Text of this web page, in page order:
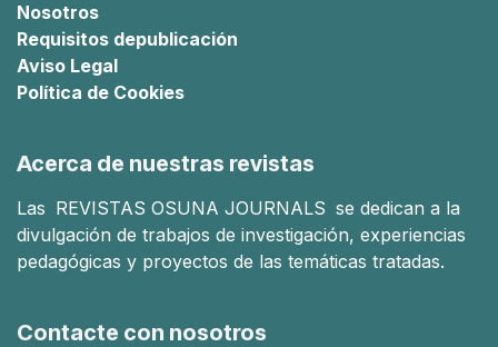
Nosotros
Requisitos depublicación
Aviso Legal
Política de Cookies
Acerca de nuestras revistas
Las REVISTAS OSUNA JOURNALS se dedican a la
divulgación de trabajos de investigación, experiencias
pedagógicas y proyectos de las temáticas tratadas.
Contacte con nosotros